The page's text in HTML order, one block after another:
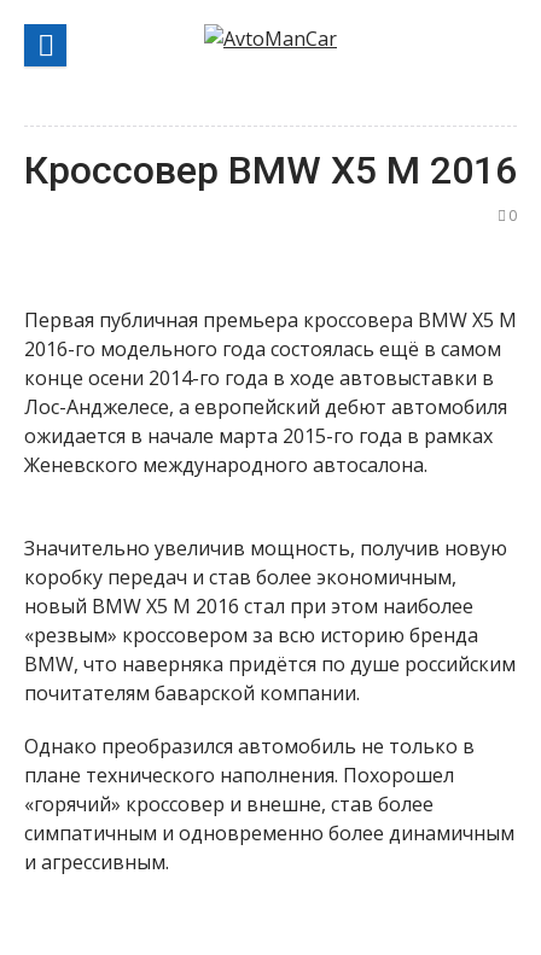
содержанию
Кроссовер BMW X5 M 2016
0
Первая публичная премьера кроссовера BMW X5 M
2016-го модельного года состоялась ещё в самом
конце осени 2014-го года в ходе автовыставки в
Лос-Анджелесе, а европейский дебют автомобиля
ожидается в начале марта 2015-го года в рамках
Женевского международного автосалона.
Значительно увеличив мощность, получив новую
коробку передач и став более экономичным,
новый BMW X5 M 2016 стал при этом наиболее
«резвым» кроссовером за всю историю бренда
BMW, что наверняка придётся по душе российским
почитателям баварской компании.
Однако преобразился автомобиль не только в
плане технического наполнения. Похорошел
«горячий» кроссовер и внешне, став более
симпатичным и одновременно более динамичным
и агрессивным.